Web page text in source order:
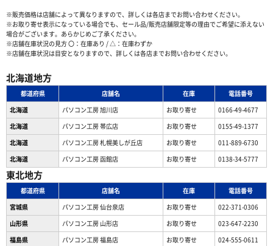
※販売価格は店舗によって異なりますので、詳しくは各店までお問い合わせください。
※お取り寄せ表示になっている場合でも、セール品/販売店舗限定等の理由でご希望に添えない
場合がございます。あらかじめご了承ください。
※店舗在庫状況の見方 〇：在庫あり / △：在庫わずか
※店舗在庫状況は目安となりますので、詳しくは各店までお問い合わせください。
北海道地方
都道府県 店舗名 在庫
電話番号
北海道
パソコン工房 旭川店 お取り寄せ
0166-49-4677
北海道
パソコン工房 帯広店 お取り寄せ
0155-49-1377
北海道
パソコン⼯房 札幌美しが丘店 お取り寄せ
011-889-6730
北海道
パソコン工房 函館店 お取り寄せ 0138-34-5777
東北地方
都道府県 店舗名 在庫
電話番号
宮城県
パソコン工房 仙台泉店 お取り寄せ
022-371-0306
山形県
パソコン工房 山形店 お取り寄せ
023-647-2230
福島県
パソコン工房 福島店 お取り寄せ
024-555-0611